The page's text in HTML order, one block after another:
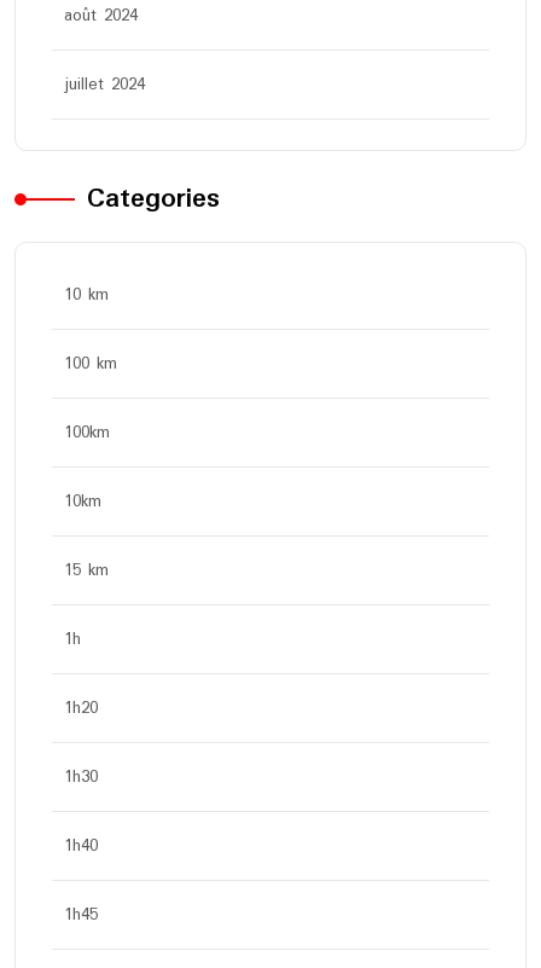
août 2024
juillet 2024
Categories
10 km
100 km
100km
10km
15 km
1h
1h20
1h30
1h40
1h45